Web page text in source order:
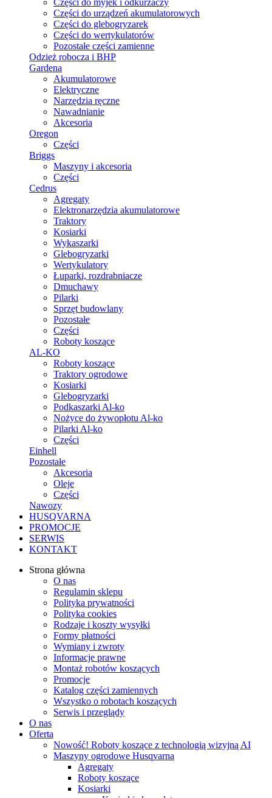
Części do myjek i odkurzaczy
Części do urządzeń akumulatorowych
Części do glebogryzarek
Części do wertykulatorów
Pozostałe części zamienne
Odzież robocza i BHP
Gardena
Akumulatorowe
Elektryczne
Narzędzia ręczne
Nawadnianie
Akcesoria
Oregon
Części
Briggs
Maszyny i akcesoria
Części
Cedrus
Agregaty
Elektronarzędzia akumulatorowe
Traktory
Kosiarki
Wykaszarki
Glebogryzarki
Wertykulatory
Łuparki, rozdrabniacze
Dmuchawy
Pilarki
Sprzęt budowlany
Pozostałe
Części
Roboty koszące
AL-KO
Roboty koszące
Traktory ogrodowe
Kosiarki
Glebogryzarki
Podkaszarki Al-ko
Nożyce do żywopłotu Al-ko
Pilarki Al-ko
Części
Einhell
Pozostałe
Akcesoria
Oleje
Części
Nawozy
HUSQVARNA
PROMOCJE
SERWIS
KONTAKT
Strona główna
O nas
Regulamin sklepu
Polityka prywatności
Polityka cookies
Rodzaje i koszty wysyłki
Formy płatności
Wymiany i zwroty
Informacje prawne
Montaż robotów koszących
Promocje
Katalog części zamiennych
Wszystko o robotach koszących
Serwis i przeglądy
O nas
Oferta
Nowość! Roboty koszące z technologią wizyjną AI
Maszyny ogrodowe Husqvarna
Agregaty
Roboty koszące
Kosiarki